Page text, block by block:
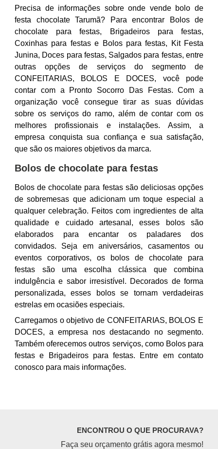
Precisa de informações sobre onde vende bolo de
festa chocolate Tarumã? Para encontrar Bolos de
chocolate para festas, Brigadeiros para festas,
Coxinhas para festas e Bolos para festas, Kit Festa
Junina, Doces para festas, Salgados para festas, entre
outras opções de serviços do segmento de
CONFEITARIAS, BOLOS E DOCES, você pode
contar com a Pronto Socorro Das Festas. Com a
organização você consegue tirar as suas dúvidas
sobre os serviços do ramo, além de contar com os
melhores profissionais e instalações. Assim, a
empresa conquista sua confiança e sua satisfação,
que são os maiores objetivos da marca.
Bolos de chocolate para festas
Bolos de chocolate para festas são deliciosas opções
de sobremesas que adicionam um toque especial a
qualquer celebração. Feitos com ingredientes de alta
qualidade e cuidado artesanal, esses bolos são
elaborados para encantar os paladares dos
convidados. Seja em aniversários, casamentos ou
eventos corporativos, os bolos de chocolate para
festas são uma escolha clássica que combina
indulgência e sabor irresistível. Decorados de forma
personalizada, esses bolos se tornam verdadeiras
estrelas em ocasiões especiais.
Carregamos o objetivo de CONFEITARIAS, BOLOS E
DOCES, a empresa nos destacando no segmento.
Também oferecemos outros serviços, como Bolos para
festas e Brigadeiros para festas. Entre em contato
conosco para mais informações.
ENCONTROU O QUE PROCURAVA?
Faça seu orçamento grátis agora mesmo!